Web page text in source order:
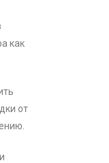
как
от